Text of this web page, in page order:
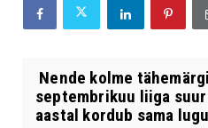
Nende kolme
septembrikuu liiga
aastal kordub sama